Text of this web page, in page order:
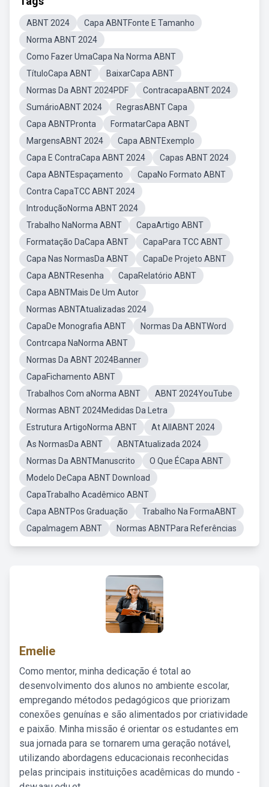
ABNT 2024
Capa ABNTFonte E Tamanho
Norma ABNT 2024
Como Fazer UmaCapa Na Norma ABNT
TítuloCapa ABNT
BaixarCapa ABNT
Normas Da ABNT 2024PDF
ContracapaABNT 2024
SumárioABNT 2024
RegrasABNT Capa
Capa ABNTPronta
FormatarCapa ABNT
MargensABNT 2024
Capa ABNTExemplo
Capa E ContraCapa ABNT 2024
Capas ABNT 2024
Capa ABNTEspaçamento
CapaNo Formato ABNT
Contra CapaTCC ABNT 2024
IntroduçãoNorma ABNT 2024
Trabalho NaNorma ABNT
CapaArtigo ABNT
Formatação DaCapa ABNT
CapaPara TCC ABNT
Capa Nas NormasDa ABNT
CapaDe Projeto ABNT
Capa ABNTResenha
CapaRelatório ABNT
Capa ABNTMais De Um Autor
Normas ABNTAtualizadas 2024
CapaDe Monografia ABNT
Normas Da ABNTWord
Contrcapa NaNorma ABNT
Normas Da ABNT 2024Banner
CapaFichamento ABNT
Trabalhos Com aNorma ABNT
ABNT 2024YouTube
Normas ABNT 2024Medidas Da Letra
Estrutura ArtigoNorma ABNT
At AllABNT 2024
As NormasDa ABNT
ABNTAtualizada 2024
Normas Da ABNTManuscrito
O Que ÉCapa ABNT
Modelo DeCapa ABNT Download
CapaTrabalho Acadêmico ABNT
Capa ABNTPos Graduação
Trabalho Na FormaABNT
CapaImagem ABNT
Normas ABNTPara Referências
Emelie
Como mentor, minha dedicação é total ao
desenvolvimento dos alunos no ambiente escolar,
empregando métodos pedagógicos que priorizam
conexões genuínas e são alimentados por criatividade
e paixão. Minha missão é orientar os estudantes em
sua jornada para se tornarem uma geração notável,
utilizando abordagens educacionais reconhecidas
pelas principais instituições acadêmicas do mundo -